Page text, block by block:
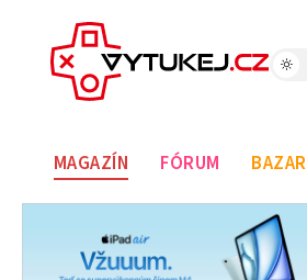
MAGAZÍN FÓRUM BAZAR